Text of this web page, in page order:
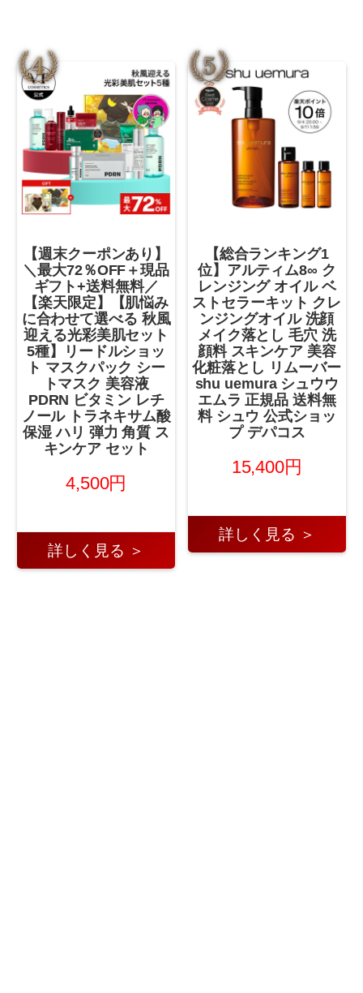
【週末クーポンあり】
＼最大72％OFF＋現品
ギフト+送料無料／
【楽天限定】【肌悩み
に合わせて選べる 秋風
迎える光彩美肌セット
5種】リードルショッ
ト マスクパック シー
トマスク 美容液
PDRN ビタミン レチ
ノール トラネキサム酸
保湿 ハリ 弾力 角質 ス
キンケア セット
4,500円
詳しく見る ＞
【総合ランキング1
位】アルティム8∞ ク
レンジング オイル ベ
ストセラーキット クレ
ンジングオイル 洗顔
メイク落とし 毛穴 洗
顔料 スキンケア 美容
化粧落とし リムーバー
shu uemura シュウウ
エムラ 正規品 送料無
料 シュウ 公式ショッ
プ デパコス
15,400円
詳しく見る ＞